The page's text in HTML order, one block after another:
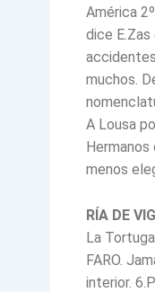
América
dice
muchos.
A Lousa
Hermanos
menos
RÍA DE
La
FARO.
interior.